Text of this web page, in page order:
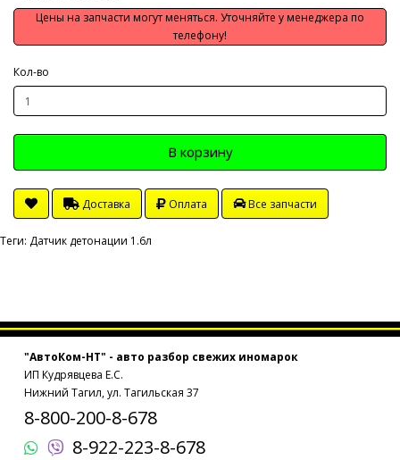
Цены на запчасти могут меняться. Уточняйте у менеджера по
телефону!
Кол-во
В корзину
Доставка Оплата Все запчасти
Теги: Датчик детонации 1.6л
"АвтоКом-НТ" - авто разбор свежих иномарок
ИП Кудрявцева Е.С.
Нижний Тагил, ул. Тагильская 37
8-800-200-8-678
8-922-223-8-678